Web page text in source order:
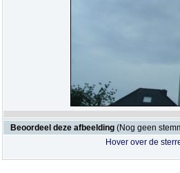
Beoordeel deze afbeelding (Nog geen
Hover over de